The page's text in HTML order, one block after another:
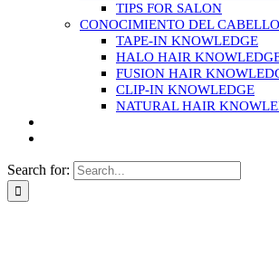
TIPS FOR SALON
CONOCIMIENTO DEL CABELLO
TAPE-IN KNOWLEDGE
HALO HAIR
FUSION HAIR
CLIP-IN KNOWLEDGE
NATURAL HAIR
Search for: